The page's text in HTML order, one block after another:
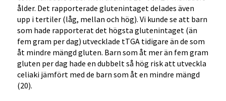
ålder. Det rapporterade glutenintaget delades även
upp i tertiler (låg, mellan och hög). Vi kunde se att barn
som hade rapporterat det högsta glutenintaget (än
fem gram per dag) utvecklade tTGA tidigare än de som
åt mindre mängd gluten. Barn som åt mer än fem gram
gluten per dag hade en dubbelt så hög risk att utveckla
celiaki jämfört med de barn som åt en mindre mängd
(20).